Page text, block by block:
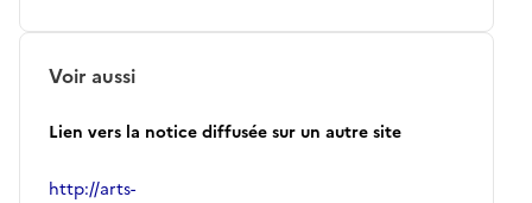
Voir aussi
Lien vers la notice diffusée sur un autre site
http://arts-